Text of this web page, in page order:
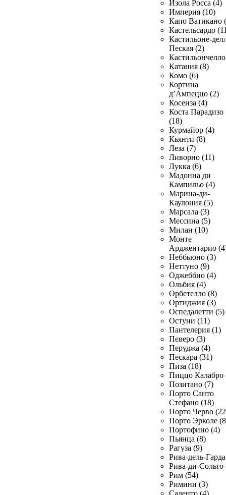
Изола Росса (4)
Империя (10)
Капо Ватикано
Кастельсардо
Кастильоне-
Пеская (2)
Катания (8)
Комо (6)
Кортина
д’Ампеццо (2)
Косенза (4)
Коста Парадизо
(18)
Курмайор (4)
Кьянти (8)
Леза (7)
Ливорно (11)
Лукка (6)
Мадонна ди
Кампильо (4)
Марина-ди-
Каулония (5)
Марсала (3)
Мессина (5)
Милан (10)
Монте
Арджентарио
Неббьюно (3)
Неттуно (9)
Оджеббио (4)
Ольбия (4)
Орбетелло (8)
Ортиджия (3)
Оспедалетти (5)
Остуни (11)
Пантелерия (1)
Певеро (3)
Перуджа (4)
Пескара (31)
Пиза (18)
Пиццо Калабро
Позитано (7)
Порто Санто
Стефано (18)
Порто Черво
Порто Эрколе
Портофино (4)
Пьянца (8)
Рагуза (9)
Рива-дель-
Рива-ди-Сольто
Рим (54)
Римини (3)
Саленто (4)